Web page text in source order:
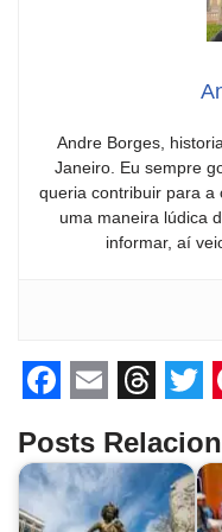
Andre Borges,
Janeiro. Eu sempre
queria contribuir para a
uma maneira lúdica
informar, aí
a
c
m
a
h
r
w
i
i
Posts